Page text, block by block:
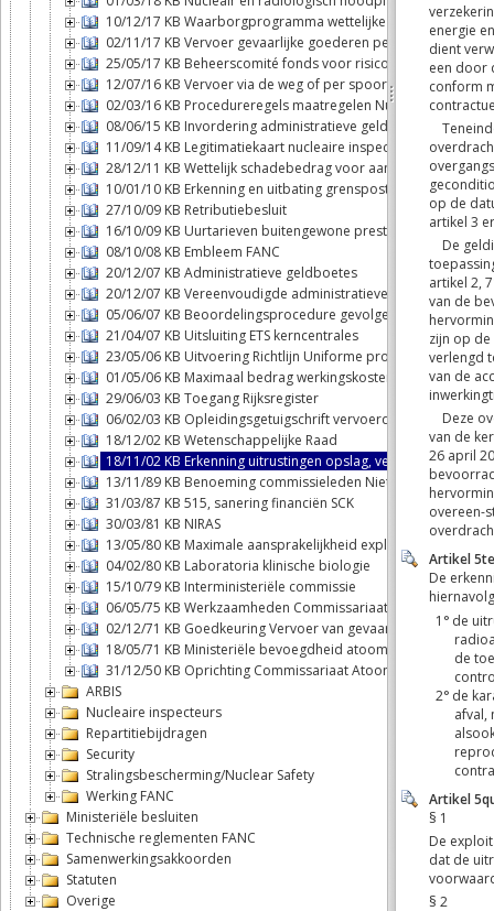
10/12/17 KB Waarborgprogramma wettelijke
02/11/17 KB Vervoer gevaarlijke goederen per spoor
25/05/17 KB Beheerscomité fonds voor risico's van nucleaire
12/07/16 KB Vervoer via de weg of per spoor van
02/03/16 KB Procedureregels maatregelen Nucleaire
08/06/15 KB Invordering administratieve geldboetes
11/09/14 KB Legitimatiekaart nucleaire inspecteurs
28/12/11 KB Wettelijk schadebedrag voor aansprakelijkheid
10/01/10 KB Erkenning en uitbating grensposten
27/10/09 KB Retributiebesluit
16/10/09 KB Uurtarieven buitengewone prestaties
08/10/08 KB Embleem FANC
20/12/07 KB Administratieve geldboetes
20/12/07 KB Vereenvoudigde administratieve geldboetes
05/06/07 KB Beoordelingsprocedure gevolgen milieu
21/04/07 KB Uitsluiting ETS kerncentrales
23/05/06 KB Uitvoering Richtlijn Uniforme procedures
01/05/06 KB Maximaal bedrag werkingskosten
29/06/03 KB Toegang Rijksregister
06/02/03 KB Opleidingsgetuigschrift vervoerders
18/12/02 KB Wetenschappelijke Raad
18/11/02 KB Erkenning uitrustingen opslag, verwerking en
13/11/89 KB Benoeming commissieleden Niet-verspreiding
31/03/87 KB 515, sanering financiën SCK
30/03/81 KB NIRAS
13/05/80 KB Maximale aansprakelijkheid exploitant
04/02/80 KB Laboratoria klinische biologie
15/10/79 KB Interministeriële commissie
06/05/75 KB Werkzaamheden Commissariaat Atoomenergie
02/12/71 KB Goedkeuring Vervoer van gevaarlijke stoffen over
18/05/71 KB Ministeriële bevoegdheid atoomenergie
31/12/50 KB Oprichting Commissariaat Atoomenergie
ARBIS
Nucleaire inspecteurs
Repartitiebijdragen
Security
Stralingsbescherming/Nuclear Safety
Werking FANC
Ministeriële besluiten
Technische reglementen FANC
Samenwerkingsakkoorden
Statuten
Overige